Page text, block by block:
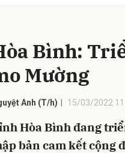
Bình:
Mường
Anh (T/h) 15/03/2022
Hòa Bình đang
bản cam kết cộng